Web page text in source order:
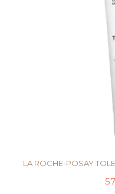
LA ROCHE-POSAY